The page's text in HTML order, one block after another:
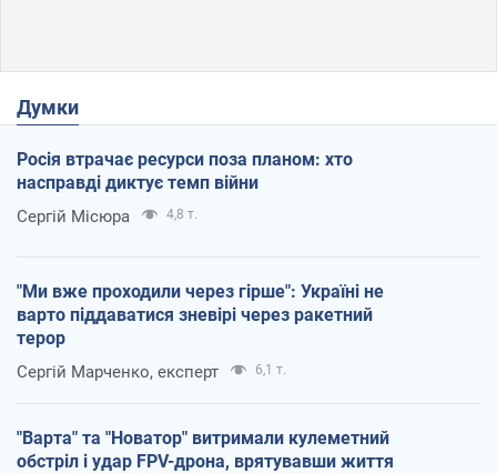
Думки
Росія втрачає ресурси поза планом: хто
насправді диктує темп війни
Сергій Місюра 4,8 т.
"Ми вже проходили через гірше": Україні не
варто піддаватися зневірі через ракетний
терор
Сергій Марченко, експерт 6,1 т.
"Варта" та "Новатор" витримали кулеметний
обстріл і удар FPV-дрона, врятувавши життя